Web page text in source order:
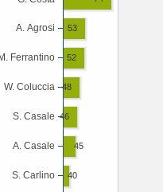
S. Carlino
A. Casale
S. Casale
W. Coluccia
Ferrantino
A. Agrosi
40
45
46
48
52
53